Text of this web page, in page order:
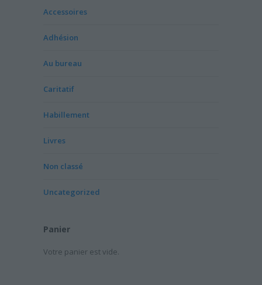
Accessoires
Adhésion
Au bureau
Caritatif
Habillement
Livres
Non classé
Uncategorized
Panier
Votre panier est vide.